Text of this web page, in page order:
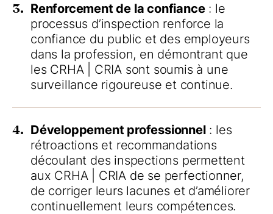
3. Renforcement de la confiance: le
processus d’inspection renforce la
confiance du public et des employeurs
dans la profession, en démontrant que
les CRHA | CRIA sont soumis à une
surveillance rigoureuse et continue.
4. Développement professionnel: les
rétroactions et recommandations
découlant des inspections permettent
aux CRHA | CRIA de se perfectionner,
de corriger leurs lacunes et d’améliorer
continuellement leurs compétences.